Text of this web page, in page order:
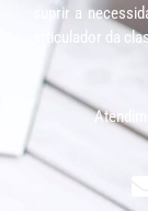
suprir a
articulador da